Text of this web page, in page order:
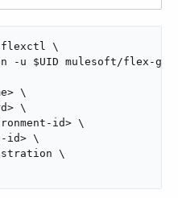
flexctl \
-u $UID mulesoft/flex-
\
\
id> \
id> \
\